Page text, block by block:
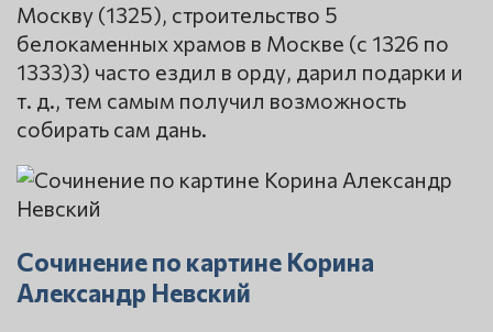
Москву (1325), строительство 5
белокаменных храмов в Москве (с 1326 по
1333)3) часто ездил в орду, дарил подарки и
т. д., тем самым получил возможность
собирать сам дань.
Сочинение по картине Корина
Александр Невский